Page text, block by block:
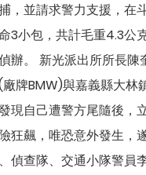
，並請求警力支援，在
3小包，共計毛重4.3公
辦。 新光派出所所長
牌BMW)與嘉義縣大林
現自己遭警方尾隨後，
狂飆，唯恐意外發生，
偵查隊、交通小隊警員